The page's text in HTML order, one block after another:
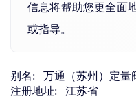
信息将帮助您更全面
或指导。
别名:
万通（苏州）定量
注册地址:
江苏省